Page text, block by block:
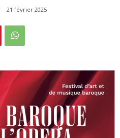
21 février 2025